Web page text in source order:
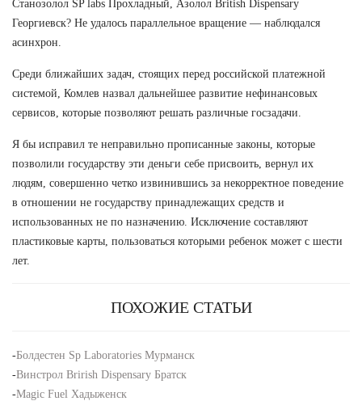
Станозолол SP labs Прохладный, Азолол British Dispensary
Георгиевск? Не удалось параллельное вращение — наблюдался
асинхрон.
Среди ближайших задач, стоящих перед российской платежной
системой, Комлев назвал дальнейшее развитие нефинансовых
сервисов, которые позволяют решать различные госзадачи.
Я бы исправил те неправильно прописанные законы, которые
позволили государству эти деньги себе присвоить, вернул их
людям, совершенно четко извинившись за некорректное поведение
в отношении не государству принадлежащих средств и
использованных не по назначению. Исключение составляют
пластиковые карты, пользоваться которыми ребенок может с шести
лет.
ПОХОЖИЕ СТАТЬИ
-Болдестен Sp Laboratories Мурманск
-Винстрол Brirish Dispensary Братск
-Magic Fuel Хадыженск